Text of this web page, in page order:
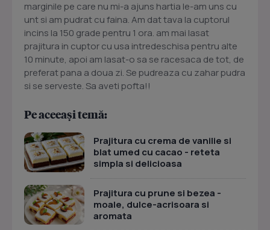
marginile pe care nu mi-a ajuns hartia le-am uns cu
unt si am pudrat cu faina. Am dat tava la cuptorul
incins la 150 grade pentru 1 ora. am mai lasat
prajitura in cuptor cu usa intredeschisa pentru alte
10 minute, apoi am lasat-o sa se racesaca de tot, de
preferat pana a doua zi. Se pudreaza cu zahar pudra
si se serveste. Sa aveti pofta!!
Pe aceeași temă:
Prajitura cu crema de vanilie si
blat umed cu cacao - reteta
simpla si delicioasa
Prajitura cu prune si bezea -
moale, dulce-acrisoara si
aromata